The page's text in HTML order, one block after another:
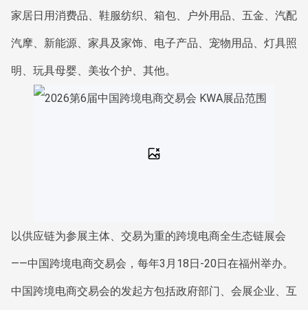
家居日用消费品、鞋服纺织、箱包、户外用品、五金、汽配
汽摩、新能源、家具及家饰、电子产品、宠物用品、灯具照
明、玩具母婴、美妆个护、其他。
以供应链为参展主体、交易为重的跨境电商全生态链展会
——中国跨境电商交易会，每年3月18日-20日在福州举办。
中国跨境电商交易会的发起方包括政府部门、会展企业、互